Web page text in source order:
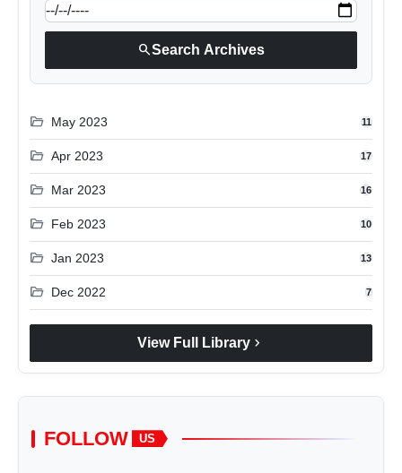
searchSearch Archives
folder_open May 2023 11
folder_open Apr 2023 17
folder_open Mar 2023 16
folder_open Feb 2023 10
folder_open Jan 2023 13
folder_open Dec 2022 7
View Full Library chevron_right
FOLLOW US